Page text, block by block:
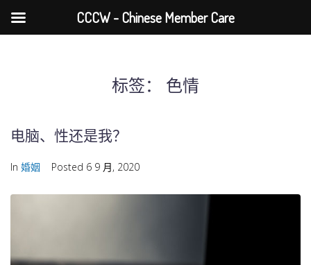
标签： 色情
电脑、性还是我？
In 婚姻 Posted 6 9 月, 2020
CCCW - Chinese Member Care